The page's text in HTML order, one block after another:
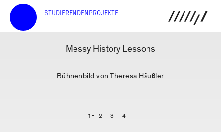
STUDIERENDENPROJEKTE
Messy History Lessons
Bühnenbild von Theresa Häußler
1 2 3 4